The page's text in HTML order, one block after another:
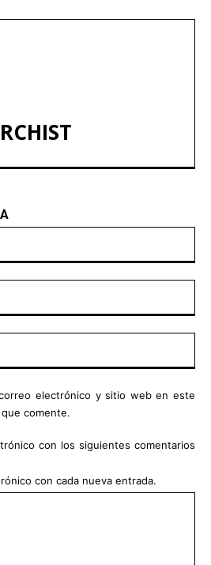
electrónico y sitio web en este
comente.
con los siguientes comentarios
con cada nueva entrada.